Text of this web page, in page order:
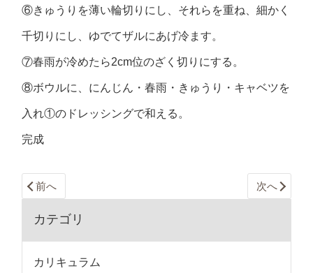
⑥きゅうりを薄い輪切りにし、それらを重ね、細かく
千切りにし、ゆでてザルにあげ冷ます。
⑦春雨が冷めたら2cm位のざく切りにする。
⑧ボウルに、にんじん・春雨・きゅうり・キャベツを
入れ①のドレッシングで和える。
完成
前へ 次へ
カテゴリ
カリキュラム